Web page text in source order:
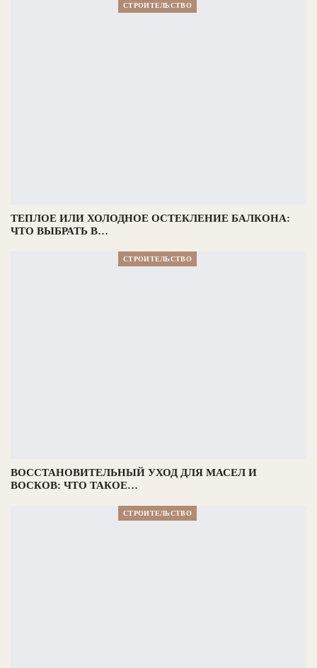
СТРОИТЕЛЬСТВО
ТЕПЛОЕ ИЛИ ХОЛОДНОЕ ОСТЕКЛЕНИЕ БАЛКОНА:
ЧТО ВЫБРАТЬ В…
СТРОИТЕЛЬСТВО
ВОССТАНОВИТЕЛЬНЫЙ УХОД ДЛЯ МАСЕЛ И
ВОСКОВ: ЧТО ТАКОЕ…
СТРОИТЕЛЬСТВО